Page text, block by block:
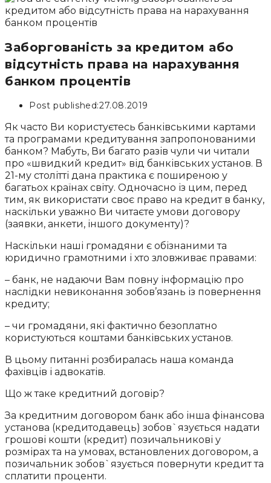
Заборгованість за кредитом або
відсутність права на нарахування
банком процентів
Post published:27.08.2019
Як часто Ви користуєтесь банківськими картами
та програмами кредитування запропонованими
банком? Мабуть, Ви багато разів чули чи читали
про «швидкий кредит» від банківських установ. В
21-му столітті дана практика є поширеною у
багатьох країнах світу. Одночасно із цим, перед
тим, як використати своє право на кредит в банку,
наскільки уважно Ви читаєте умови договору
(заявки, анкети, іншого документу)?
Наскільки наші громадяни є обізнаними та
юридично грамотними і хто зловживає правами:
– банк, не надаючи Вам повну інформацію про
наслідки невиконання зобов’язань із повернення
кредиту;
– чи громадяни, які фактично безоплатно
користуються коштами банківських установ.
В цьому питанні розбиралась наша команда
фахівців і адвокатів.
Що ж таке кредитний договір?
За кредитним договором банк або інша фінансова
установа (кредитодавець) зобов`язується надати
грошові кошти (кредит) позичальникові у
розмірах та на умовах, встановлених договором, а
позичальник зобов`язується повернути кредит та
сплатити проценти.